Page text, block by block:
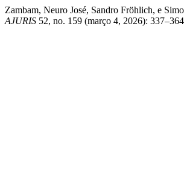
Zambam, Neuro José, Sandro Fröhlich, e
AJURIS 52, no. 159 (março 4, 2026):